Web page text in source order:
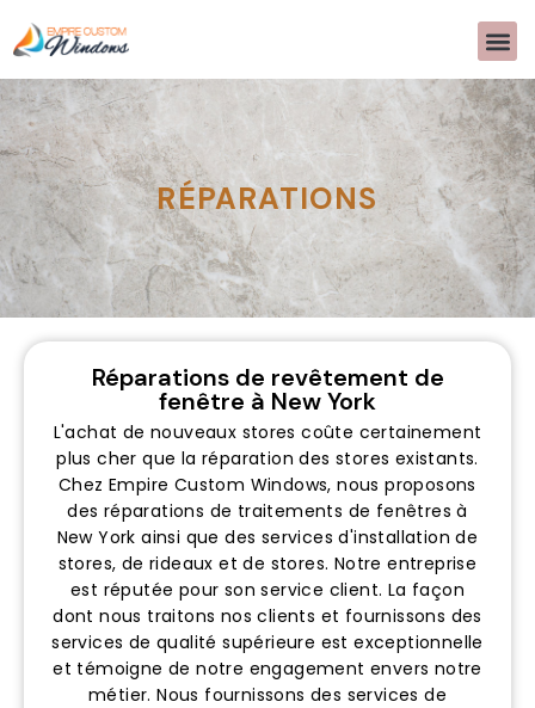
RÉPARATIONS
Réparations de revêtement de
fenêtre à New York
L'achat de nouveaux stores coûte certainement
plus cher que la réparation des stores existants.
Chez Empire Custom Windows, nous proposons
des réparations de traitements de fenêtres à
New York ainsi que des services d'installation de
stores, de rideaux et de stores. Notre entreprise
est réputée pour son service client. La façon
dont nous traitons nos clients et fournissons des
services de qualité supérieure est exceptionnelle
et témoigne de notre engagement envers notre
métier. Nous fournissons des services de